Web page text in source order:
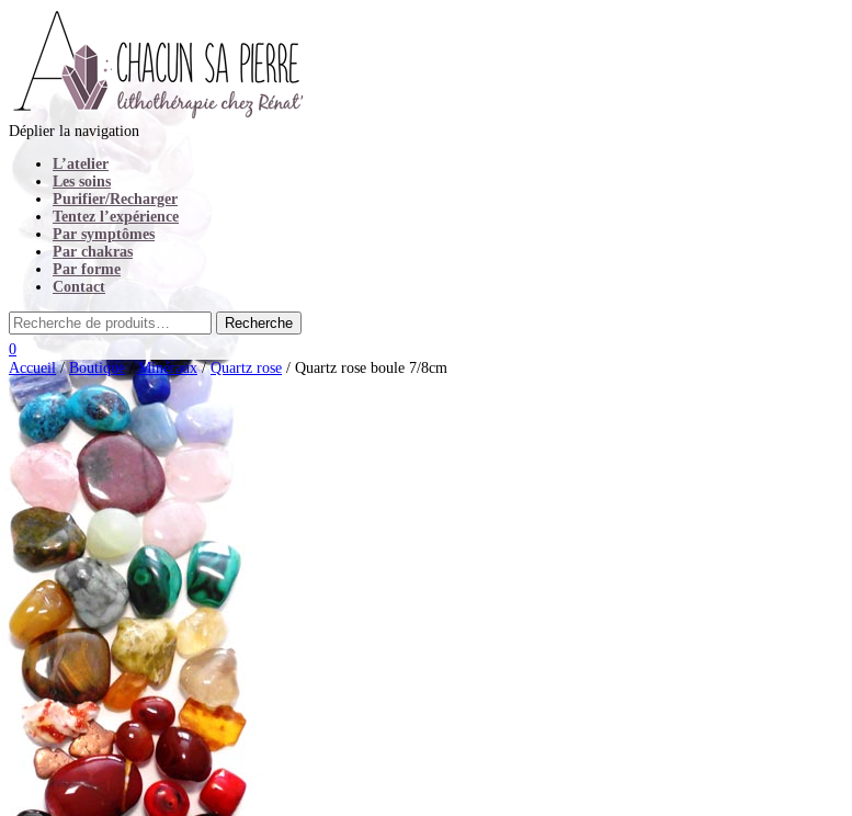
Déplier la navigation
L’atelier
Les soins
Purifier/Recharger
Tentez l’expérience
Par symptômes
Par chakras
Par forme
Contact
0
Accueil/Boutique/Minéraux/Quartz rose / Quartz rose boule 7/8cm